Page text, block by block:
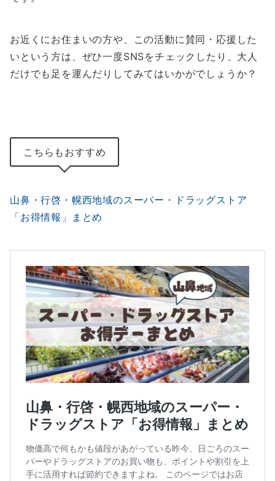
お近くにお住まいの方や、この活動に賛同・応援した
いという方は、ぜひ一度SNSをチェックしたり、大人
だけでも足を運んだりしてみてはいかがでしょうか？
こちらもおすすめ
山鼻・行啓・幌西地域のスーパー・ドラッグストア
「お得情報」まとめ